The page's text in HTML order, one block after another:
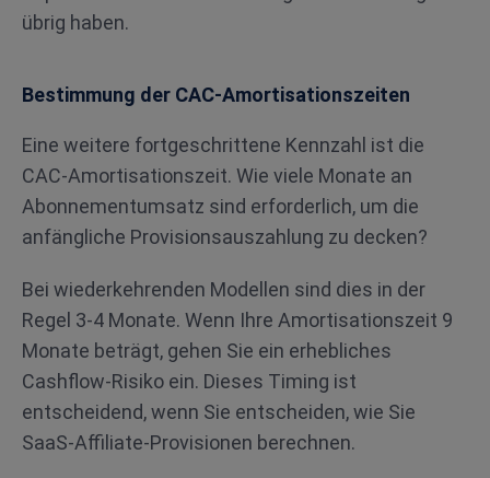
übrig haben.
Bestimmung der CAC-Amortisationszeiten
Eine weitere fortgeschrittene Kennzahl ist die
CAC-Amortisationszeit. Wie viele Monate an
Abonnementumsatz sind erforderlich, um die
anfängliche Provisionsauszahlung zu decken?
Bei wiederkehrenden Modellen sind dies in der
Regel 3-4 Monate. Wenn Ihre Amortisationszeit 9
Monate beträgt, gehen Sie ein erhebliches
Cashflow-Risiko ein. Dieses Timing ist
entscheidend, wenn Sie entscheiden, wie Sie
SaaS-Affiliate-Provisionen berechnen.